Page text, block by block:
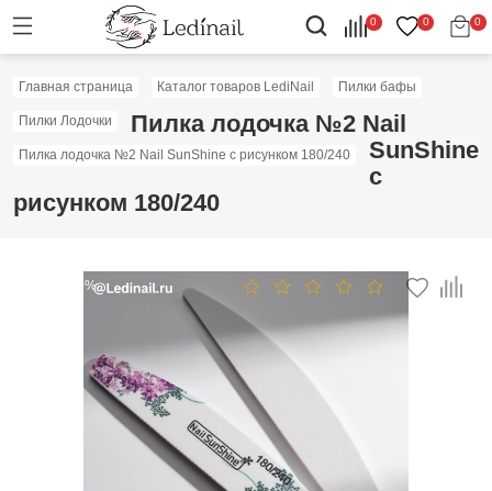
0 0 0
Главная страница Каталог товаров LediNail Пилки бафы
Пилки Лодочки
Пилка лодочка №2 Nail SunShine с рисунком 180/240
Пилка лодочка №2 Nail
SunShine
с
рисунком 180/240
Скидка: 30%